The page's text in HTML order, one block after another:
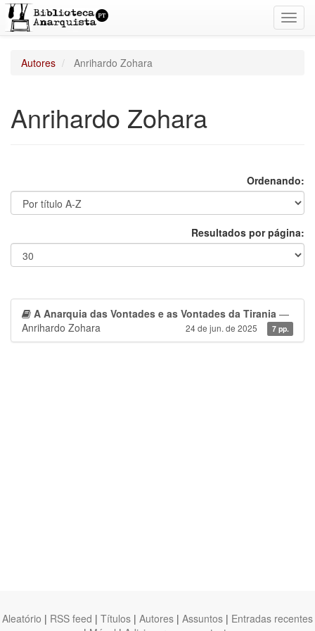
Autores Anrihardo Zohara
Anrihardo Zohara
Ordenando:
Resultados por página:
A Anarquia das Vontades e as Vontades da Tirania —
Anrihardo Zohara
24 de jun. de 2025 7 pp.
Aleatório | RSS feed | Títulos | Autores | Assuntos | Entradas recentes